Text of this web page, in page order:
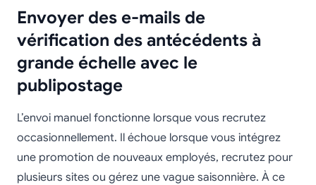
Envoyer des e-mails de
vérification des antécédents à
grande échelle avec le
publipostage
L’envoi manuel fonctionne lorsque vous recrutez
occasionnellement. Il échoue lorsque vous intégrez
une promotion de nouveaux employés, recrutez pour
plusieurs sites ou gérez une vague saisonnière. À ce